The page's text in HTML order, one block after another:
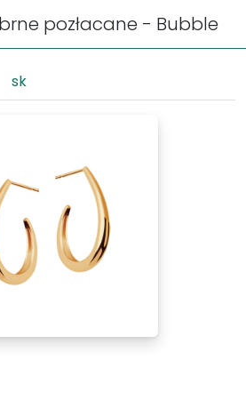
pozłacane - Bubble
sk